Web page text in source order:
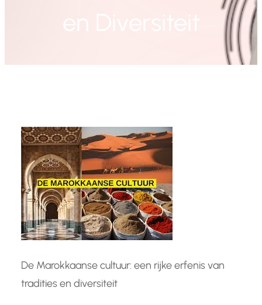
De Marokkaanse cultuur: een rijke erfenis van
tradities en diversiteit